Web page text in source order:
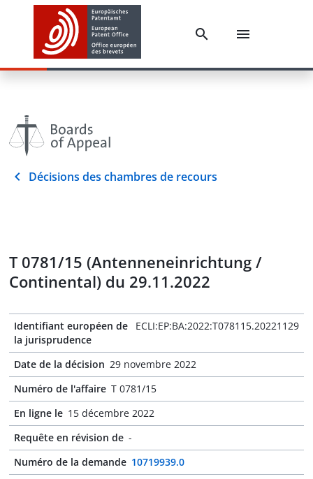
Décisions des chambres de recours
T 0781/15 (Antenneneinrichtung /
Continental) du 29.11.2022
Identifiant européen de
la jurisprudence
ECLI:EP:BA:2022:T078115.20221129
Date de la décision 29 novembre 2022
Numéro de l'affaire T 0781/15
En ligne le 15 décembre 2022
Requête en révision de -
Numéro de la demande 10719939.0